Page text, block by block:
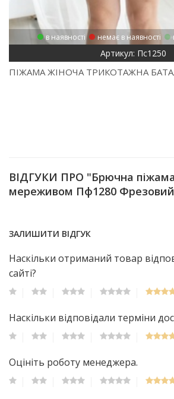
в наявності немає в наявності
Артикул: Пс1250
ПІЖАМА ЖІНОЧА ТРИКОТАЖНА
ВІДГУКИ ПРО "Брючна піжама
мереживом Пф1280
ЗАЛИШИТИ ВІДГУК
Наскільки отриманий товар
сайті?
Наскільки відповідали терміни
Оцініть роботу менеджера.